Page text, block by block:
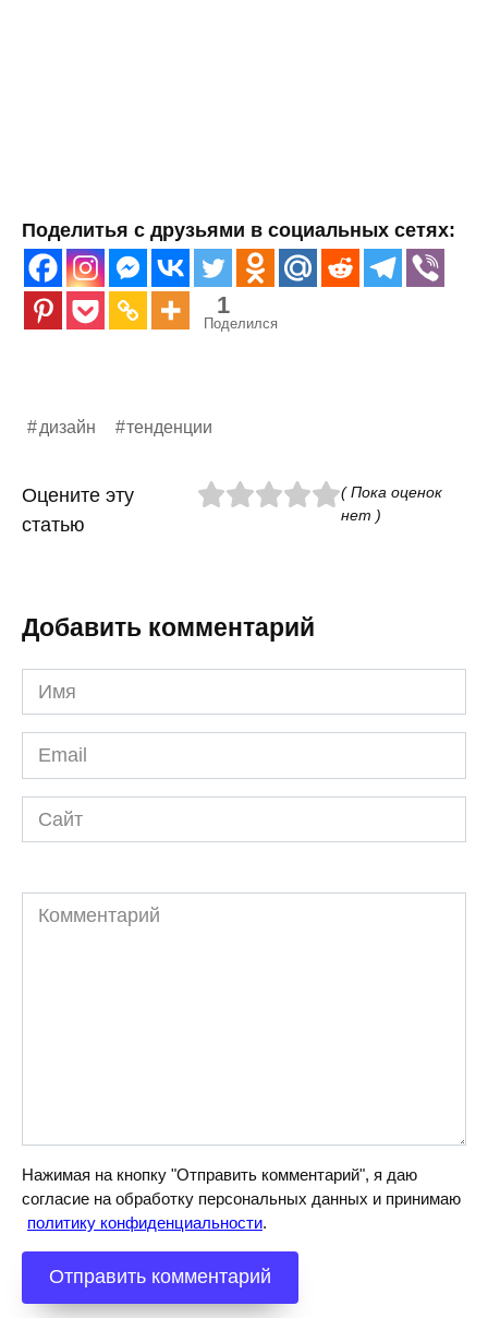
Поделитья с друзьями в социальных сетях:
1
Поделился
дизайн тенденции
Оцените эту
статью
( Пока оценок
нет )
Добавить комментарий
Имя
*
Email
*
Сайт
Комментарий
Нажимая на кнопку "Отправить комментарий", я даю
согласие на обработку персональных данных и принимаю
политику конфиденциальности.